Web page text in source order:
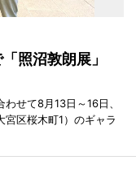
「照沼敦朗展」
せて8月13日～16日、
区桜木町1）のギャラ